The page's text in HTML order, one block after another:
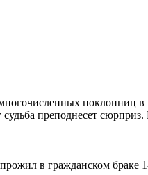
поклонниц
преподнесет сюрприз.
в гражданском браке 14